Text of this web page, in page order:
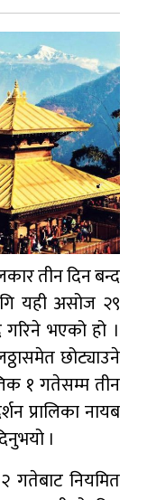
तीन दिन बन्द
यही असोज २९
भएको हो ।
छोट्याउने
१ गतेसम्म तीन
प्रालिका नायब
।
गतेबाट नियमित